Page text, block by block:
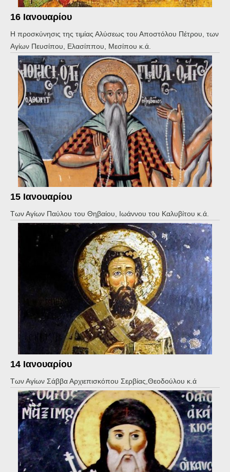
16 Ιανουαρίου
Η προσκύνησις της τιμίας Αλύσεως του Αποστόλου Πέτρου, των
Αγίων Πευσίπου, Ελασίππου, Μεσίπου κ.ά.
15 Ιανουαρίου
Των Αγίων Παύλου του Θηβαίου, Ιωάννου του Καλυβίτου κ.ά.
14 Ιανουαρίου
Των Αγίων Σάββα Αρχιεπισκόπου Σερβίας,Θεοδούλου κ.ά